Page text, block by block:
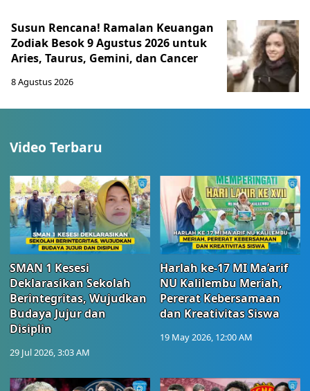
Susun Rencana! Ramalan Keuangan
Zodiak Besok 9 Agustus 2026 untuk
Aries, Taurus, Gemini, dan Cancer
8 Agustus 2026
Video Terbaru
SMAN 1 Kesesi
Deklarasikan Sekolah
Berintegritas, Wujudkan
Budaya Jujur dan
Disiplin
29 Jul 2026, 3:03 AM
Harlah ke-17 MI Ma’arif
NU Kalilembu Meriah,
Pererat Kebersamaan
dan Kreativitas Siswa
19 May 2026, 12:00 AM